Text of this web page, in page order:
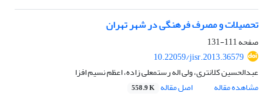
تحصیلات و مصرف فرهنگی در شهر تهران
صفحه111-131
10.22059/jisr.2013.36579
عبدالحسین کلانتری، ولی اله رستمعلی زاده، اعظم نسیم افزا
مشاهده مقاله
اصل مقاله 558.9 K